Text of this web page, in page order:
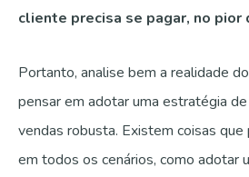
cliente precisa se pagar, no pior
Portanto, analise bem a realidade
pensar em adotar uma estratégia
vendas robusta. Existem coisas
em todos os cenários, como adotar